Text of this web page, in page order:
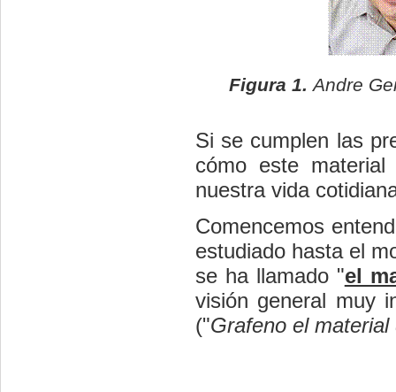
Figura 1.Andre
Si se cumplen las
cómo este
nuestra vida
Comencemos
estudiado hasta el
se ha llamado "el
visión general muy
("Grafeno el material